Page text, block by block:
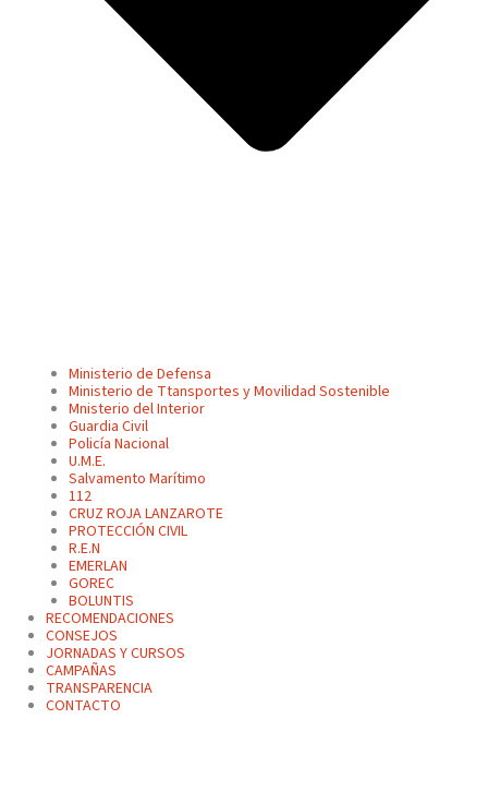
Ministerio de Defensa
Ministerio de Ttansportes y Movilidad Sostenible
Mnisterio del Interior
Guardia Civil
Policía Nacional
U.M.E.
Salvamento Marítimo
112
CRUZ ROJA LANZAROTE
PROTECCIÓN CIVIL
R.E.N
EMERLAN
GOREC
BOLUNTIS
RECOMENDACIONES
CONSEJOS
JORNADAS Y CURSOS
CAMPAÑAS
TRANSPARENCIA
CONTACTO